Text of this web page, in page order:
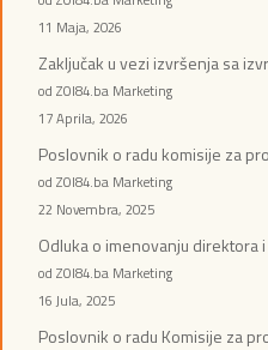
11 Maja, 2026
Zaključak u vezi izvršenja sa
od ZOI84.ba Marketing
17 Aprila, 2026
Poslovnik o radu komisije za
od ZOI84.ba Marketing
22 Novembra, 2025
Odluka o imenovanju direktora
od ZOI84.ba Marketing
16 Jula, 2025
Poslovnik o radu Komisije za